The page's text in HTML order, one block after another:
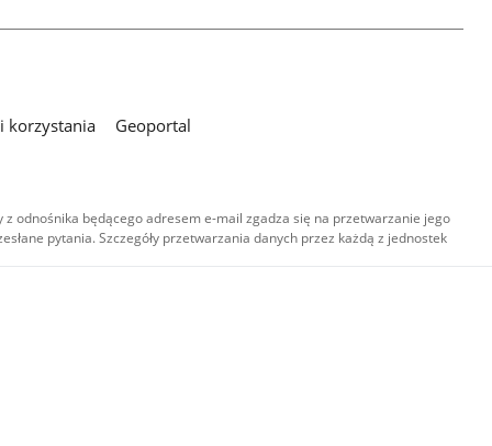
korzystania Geoportal
odnośnika będącego adresem e-mail zgadza się na przetwarzanie jego
pytania. Szczegóły przetwarzania danych przez każdą z jednostek